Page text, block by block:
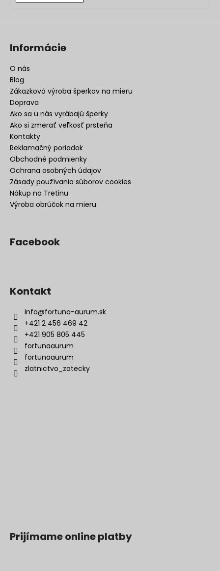
Informácie
O nás
Blog
Zákazková výroba šperkov na mieru
Doprava
Ako sa u nás vyrábajú šperky
Ako si zmerať veľkosť prsteňa
Kontakty
Reklamačný poriadok
Obchodné podmienky
Ochrana osobných údajov
Zásady používania súborov cookies
Nákup na Tretinu
Výroba obrúčok na mieru
Facebook
Kontakt
info@fortuna-aurum.sk
+421 2 456 469 42
+421 905 805 445
fortunaaurum
fortunaaurum
zlatnictvo_zatecky
Prijímame online platby